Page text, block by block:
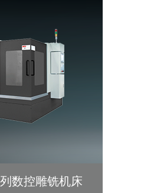
数控雕铣机床